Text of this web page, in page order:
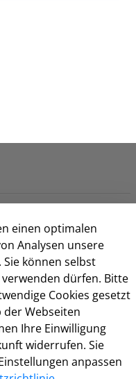
einen optimalen
Analysen unsere
können selbst
dürfen. Bitte
Cookies gesetzt
Webseiten
Ihre Einwilligung
widerrufen. Sie
anpassen